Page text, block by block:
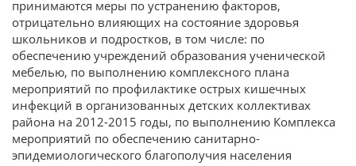
принимаются меры по устранению факторов,
отрицательно влияющих на состояние здоровья
школьников и подростков, в том числе: по
обеспечению учреждений образования ученической
мебелью, по выполнению комплексного плана
мероприятий по профилактике острых кишечных
инфекций в организованных детских коллективах
района на 2012-2015 годы, по выполнению Комплекса
мероприятий по обеспечению санитарно-
эпидемиологического благополучия населения